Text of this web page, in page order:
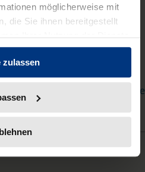
möglicherweise mit
die Sie ihnen bereitgestellt
Ihrer Nutzung der Dienste
zulassen
Compliance-
– die unionsrechtliche
2 BGB